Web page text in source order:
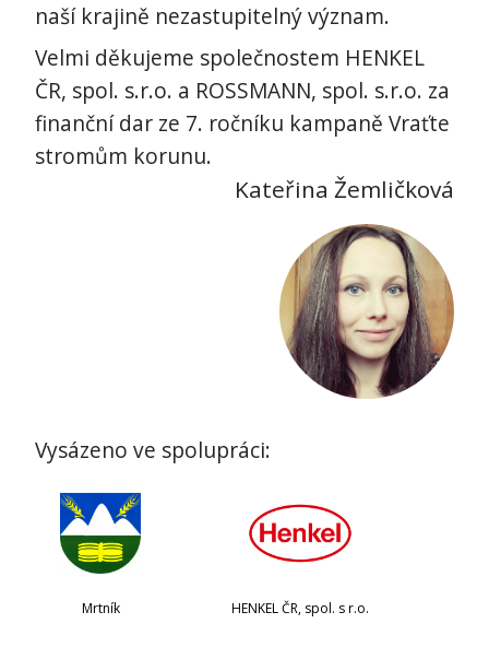
naší krajině nezastupitelný význam.
Velmi děkujeme společnostem HENKEL
ČR, spol. s.r.o. a ROSSMANN, spol. s.r.o. za
finanční dar ze 7. ročníku kampaně Vraťte
stromům korunu.
Kateřina Žemličková
Vysázeno ve spolupráci:
Mrtník HENKEL ČR, spol. s r.o.